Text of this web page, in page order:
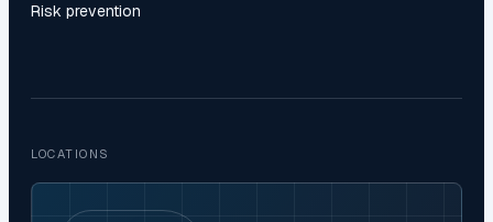
Risk prevention
LOCATIONS